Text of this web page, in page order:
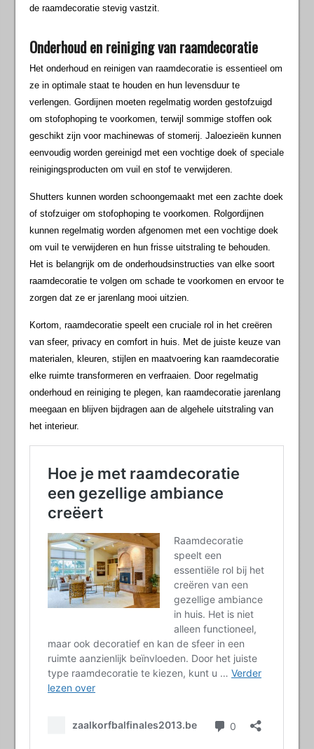
de raamdecoratie stevig vastzit.
Onderhoud en reiniging van raamdecoratie
Het onderhoud en reinigen van raamdecoratie is essentieel om
ze in optimale staat te houden en hun levensduur te
verlengen. Gordijnen moeten regelmatig worden gestofzuigd
om stofophoping te voorkomen, terwijl sommige stoffen ook
geschikt zijn voor machinewas of stomerij. Jaloezieën kunnen
eenvoudig worden gereinigd met een vochtige doek of speciale
reinigingsproducten om vuil en stof te verwijderen.
Shutters kunnen worden schoongemaakt met een zachte doek
of stofzuiger om stofophoping te voorkomen. Rolgordijnen
kunnen regelmatig worden afgenomen met een vochtige doek
om vuil te verwijderen en hun frisse uitstraling te behouden.
Het is belangrijk om de onderhoudsinstructies van elke soort
raamdecoratie te volgen om schade te voorkomen en ervoor te
zorgen dat ze er jarenlang mooi uitzien.
Kortom, raamdecoratie speelt een cruciale rol in het creëren
van sfeer, privacy en comfort in huis. Met de juiste keuze van
materialen, kleuren, stijlen en maatvoering kan raamdecoratie
elke ruimte transformeren en verfraaien. Door regelmatig
onderhoud en reiniging te plegen, kan raamdecoratie jarenlang
meegaan en blijven bijdragen aan de algehele uitstraling van
het interieur.